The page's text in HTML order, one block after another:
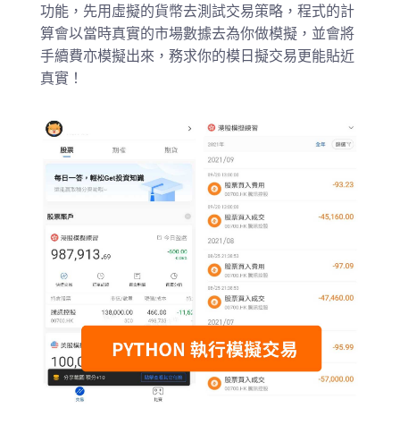
功能，先用虛擬的貨幣去測試交易策略，程式的計
算會以當時真實的市場數據去為你做模擬，並會將
手續費亦模擬出來，務求你的模日擬交易更能貼近
真實！